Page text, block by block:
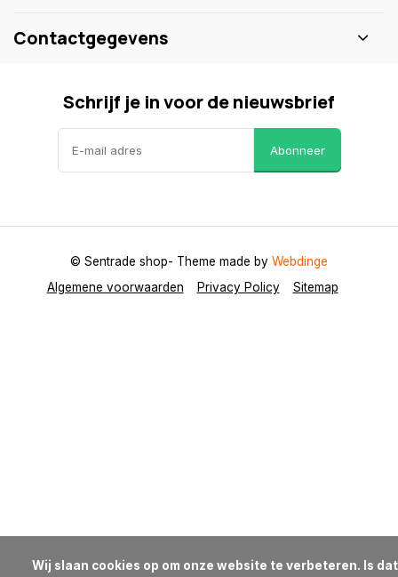
Contactgegevens
Schrijf je in voor de nieuwsbrief
Abonneer
Algemene voorwaarden Privacy Policy Sitemap
© Sentrade shop- Theme made by Webdinge